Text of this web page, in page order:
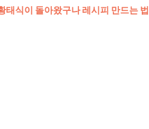
태식이 돌아왔구나 레시피 만드는 법